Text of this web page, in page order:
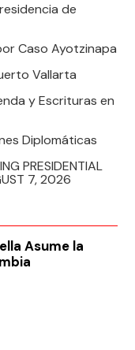
de
Caso Ayotzinapa
Vallarta
y Escrituras en
Diplomáticas
PRESIDENTIAL
7, 2026
Asume la